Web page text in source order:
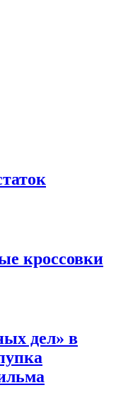
кроссовки
дел» в